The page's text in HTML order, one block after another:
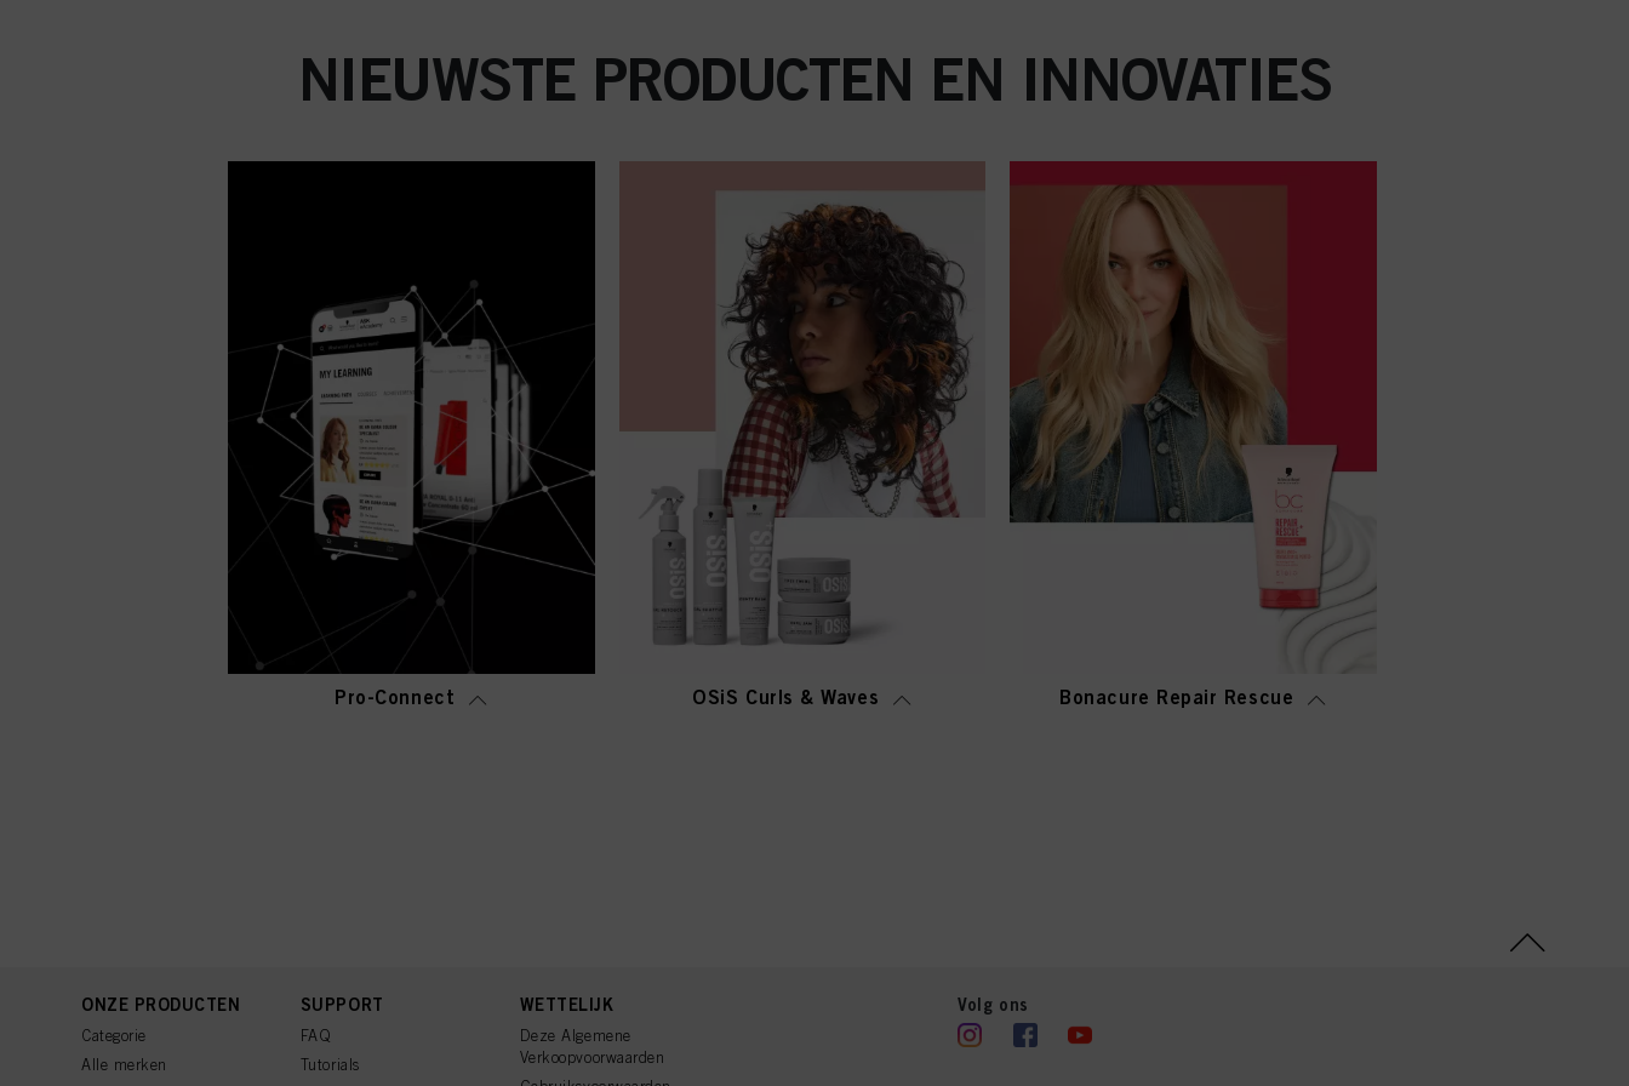
NIEUWSTE PRODUCTEN EN INNOVATIES
Pro-Connect OSiS Curls & Waves Bonacure Repair Rescue
ONZE PRODUCTEN
Categorie
Alle merken
SUPPORT
FAQ
Tutorials
WETTELIJK
Deze Algemene
Verkoopvoorwaarden
Volg ons